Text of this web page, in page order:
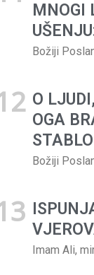
MNOGI
Božiji
O
OGA
Božiji
Imam Ali,